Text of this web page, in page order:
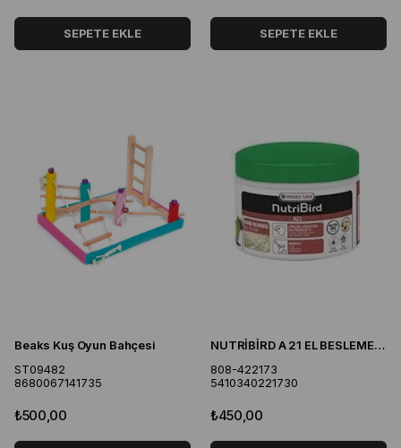
SEPETE EKLE SEPETE EKLE
Beaks Kuş Oyun Bahçesi
ST09482
8680067141735
₺500,00
NUTRİBİRD A 21 EL BESLEME 250 GR
808-422173
5410340221730
₺450,00